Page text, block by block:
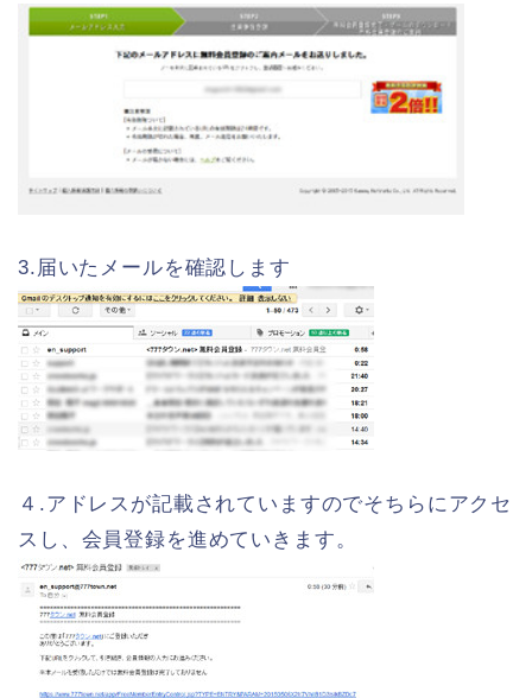
3.届いたメールを確認します
４.アドレスが記載されていますのでそちらにアクセ
スし、会員登録を進めていきます。